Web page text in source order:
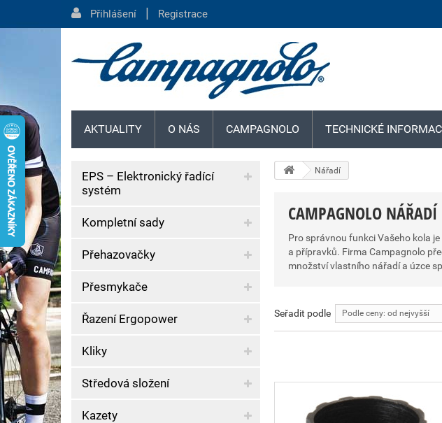
Nářadí
CAMPAGNOLO NÁŘADÍ
Pro správnou funkci Vašeho kola
a přípravků. Firma Campagnolo
množství vlastního nářadí a úzce
Seřadit podle Podle ceny: od nejvyšší
EPS – Elektronický řadící
systém
Kompletní sady
Přehazovačky
Přesmykače
Řazení Ergopower
Kliky
Středová složení
Kazety
Přihlášení | Registrace
AKTUALITY O NÁS CAMPAGNOLO TECHNICKÉ